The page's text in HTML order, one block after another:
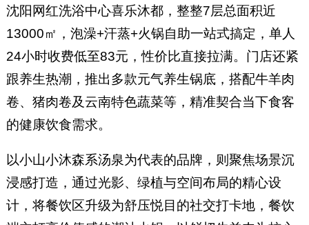
沈阳网红洗浴中心喜乐沐都，整整7层总面积近
13000㎡，泡澡+汗蒸+火锅自助一站式搞定，单人
24小时收费低至83元，性价比直接拉满。门店还紧
跟养生热潮，推出多款元气养生锅底，搭配牛羊肉
卷、猪肉卷及云南特色蔬菜等，精准契合当下食客
的健康饮食需求。
以小山小沐森系汤泉为代表的品牌，则聚焦场景沉
浸感打造，通过光影、绿植与空间布局的精心设
计，将餐饮区升级为舒压悦目的社交打卡地，餐饮